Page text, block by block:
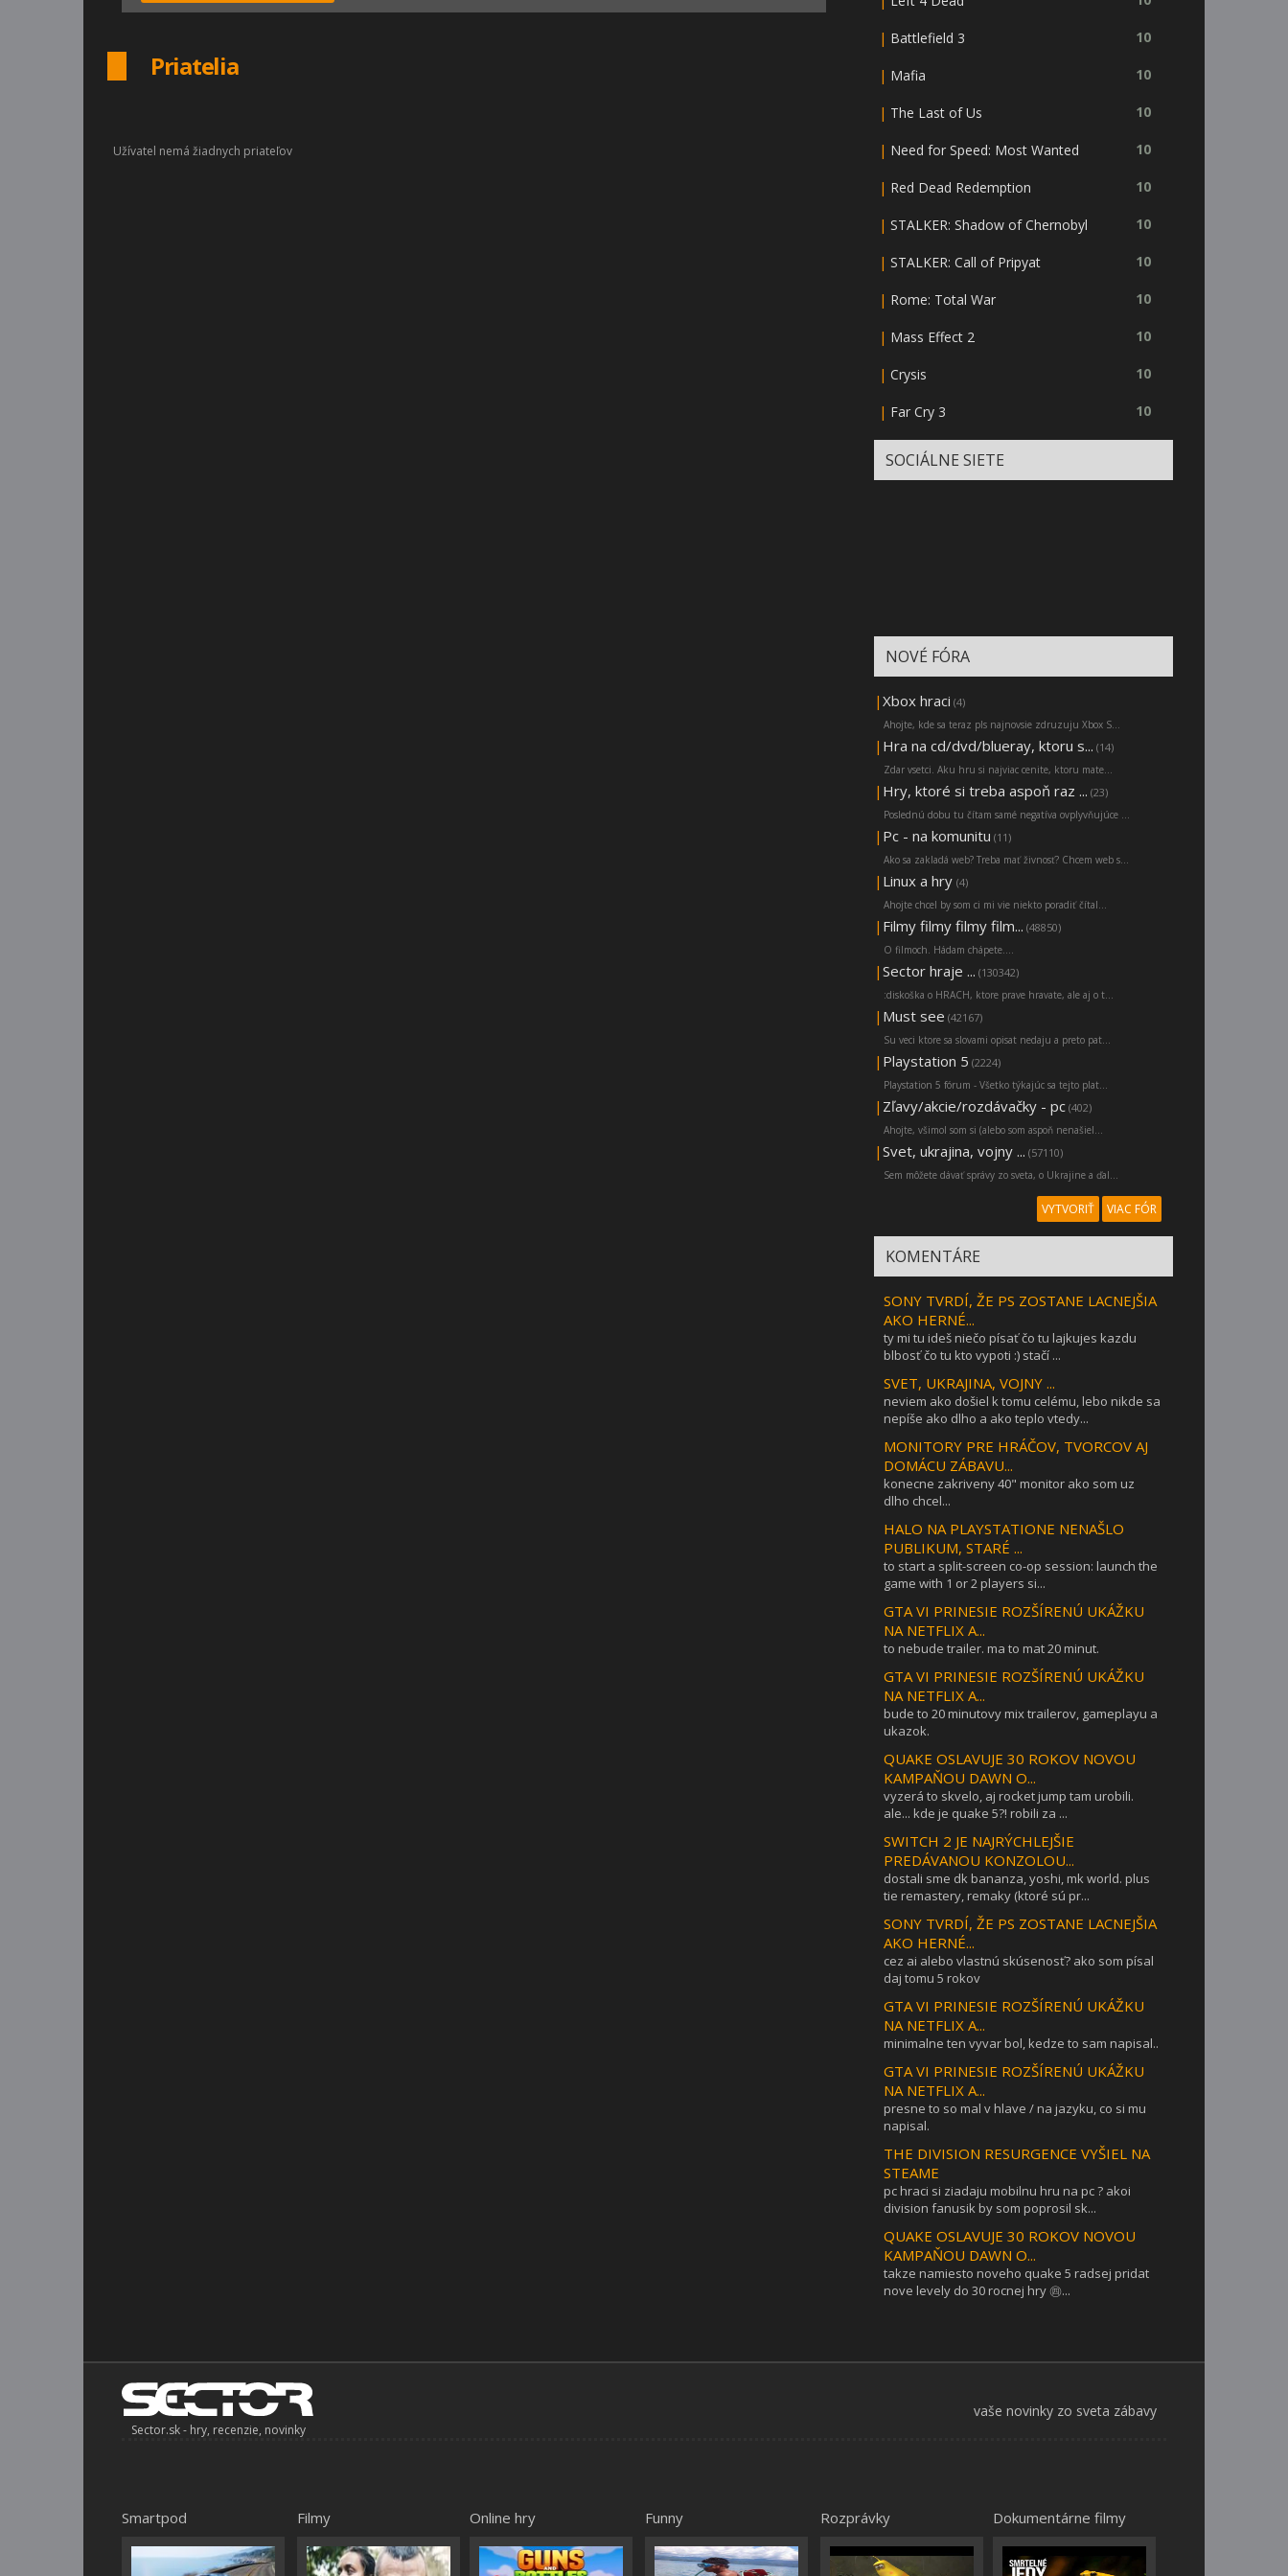
Priatelia
Užívatel nemá žiadnych priateľov
10
| Battlefield 3
10
| Mafia
10
| The Last of Us
10
| Need for Speed: Most Wanted
10
| Red Dead Redemption
10
| STALKER: Shadow of Chernobyl
10
| STALKER: Call of Pripyat
10
| Rome: Total War
10
| Mass Effect 2
10
| Crysis
10
| Far Cry 3
SOCIÁLNE SIETE
NOVÉ FÓRA
| Xbox hraci (4)
Ahojte, kde sa teraz pls najnovsie zdruzuju Xbox S...
| Hra na cd/dvd/blueray, ktoru s... (14)
Zdar vsetci. Aku hru si najviac cenite, ktoru mate...
| Hry, ktoré si treba aspoň raz ... (23)
Poslednú dobu tu čítam samé negatíva ovplyvňujúce ...
| Pc - na komunitu (11)
Ako sa zakladá web? Treba mať živnosť? Chcem web s...
| Linux a hry (4)
Ahojte chcel by som ci mi vie niekto poradiť čítal...
| Filmy filmy filmy film... (48850)
O filmoch. Hádam chápete....
| Sector hraje ... (130342)
:diskoška o HRACH, ktore prave hravate, ale aj o t...
| Must see (42167)
Su veci ktore sa slovami opisat nedaju a preto pat...
| Playstation 5 (2224)
Playstation 5 fórum - Všetko týkajúc sa tejto plat...
| Zľavy/akcie/rozdávačky - pc (402)
Ahojte, všimol som si (alebo som aspoň nenašiel...
| Svet, ukrajina, vojny ... (57110)
Sem môžete dávať správy zo sveta, o Ukrajine a ďal...
VYTVORIŤ VIAC FÓR
KOMENTÁRE
SONY TVRDÍ, ŽE PS ZOSTANE LACNEJŠIA
AKO HERNÉ...
ty mi tu ideš niečo písať čo tu lajkujes kazdu
blbosť čo tu kto vypoti :) stačí ...
SVET, UKRAJINA, VOJNY ...
neviem ako došiel k tomu celému, lebo nikde sa
nepíše ako dlho a ako teplo vtedy...
MONITORY PRE HRÁČOV, TVORCOV AJ
DOMÁCU ZÁBAVU...
konecne zakriveny 40" monitor ako som uz
dlho chcel...
HALO NA PLAYSTATIONE NENAŠLO
PUBLIKUM, STARÉ ...
to start a split-screen co-op session: launch the
game with 1 or 2 players si...
GTA VI PRINESIE ROZŠÍRENÚ UKÁŽKU
NA NETFLIX A...
to nebude trailer. ma to mat 20 minut.
GTA VI PRINESIE ROZŠÍRENÚ UKÁŽKU
NA NETFLIX A...
bude to 20 minutovy mix trailerov, gameplayu a
ukazok.
QUAKE OSLAVUJE 30 ROKOV NOVOU
KAMPAŇOU DAWN O...
vyzerá to skvelo, aj rocket jump tam urobili.
ale... kde je quake 5?! robili za ...
SWITCH 2 JE NAJRÝCHLEJŠIE
PREDÁVANOU KONZOLOU...
dostali sme dk bananza, yoshi, mk world. plus
tie remastery, remaky (ktoré sú pr...
SONY TVRDÍ, ŽE PS ZOSTANE LACNEJŠIA
AKO HERNÉ...
cez ai alebo vlastnú skúsenosť? ako som písal
daj tomu 5 rokov
GTA VI PRINESIE ROZŠÍRENÚ UKÁŽKU
NA NETFLIX A...
minimalne ten vyvar bol, kedze to sam napisal..
GTA VI PRINESIE ROZŠÍRENÚ UKÁŽKU
NA NETFLIX A...
presne to so mal v hlave / na jazyku, co si mu
napisal.
THE DIVISION RESURGENCE VYŠIEL NA
STEAME
pc hraci si ziadaju mobilnu hru na pc ? akoi
division fanusik by som poprosil sk...
QUAKE OSLAVUJE 30 ROKOV NOVOU
KAMPAŇOU DAWN O...
takze namiesto noveho quake 5 radsej pridat
nove levely do 30 rocnej hry ㊃...
vaše novinky zo sveta zábavy
Sector.sk - hry, recenzie, novinky
Smartpod Filmy Online hry Funny Rozprávky Dokumentárne filmy